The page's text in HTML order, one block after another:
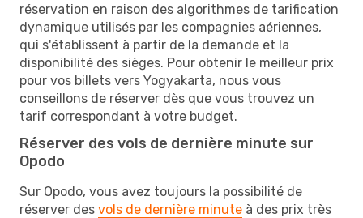
réservation en raison des algorithmes de tarification
dynamique utilisés par les compagnies aériennes,
qui s'établissent à partir de la demande et la
disponibilité des sièges. Pour obtenir le meilleur prix
pour vos billets vers Yogyakarta, nous vous
conseillons de réserver dès que vous trouvez un
tarif correspondant à votre budget.
Réserver des vols de dernière minute sur
Opodo
Sur Opodo, vous avez toujours la possibilité de
réserver des vols de dernière minute à des prix très